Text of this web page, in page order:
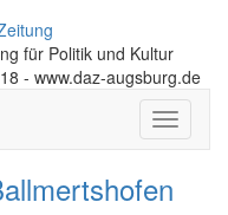
für Politik und Kultur
- www.daz-augsburg.de
Toggle